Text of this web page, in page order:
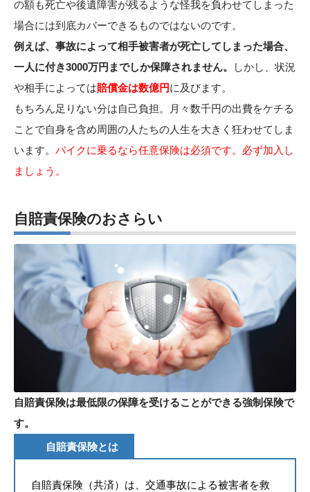
の額も死亡や後遺障害が残るような怪我を負わせてしまった
場合には到底カバーできるものではないのです。
例えば、事故によって相手被害者が死亡してしまった場合、
一人に付き3000万円までしか保障されません。
しかし、状況
や相手によっては賠償金は数億円に及びます。
もちろん足りない分は自己負担。月々数千円の出費をケチる
ことで自身を含め周囲の人たちの人生を大きく狂わせてしま
います。 バイクに乗るなら任意保険は必須です。必ず加入し
ましょう。
自賠責保険のおさらい
自賠責保険は最低限の保障を受けることができる強制保険で
す。
自賠責保険とは
自賠責保険（共済）は、交通事故による被害者を救